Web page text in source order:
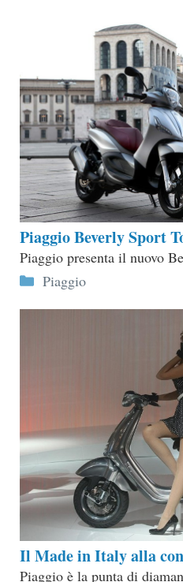
Piaggio Beverly Sport
Piaggio presenta il nuovo
Categorie
Piaggio
Il Made in Italy alla
Piaggio è la punta di